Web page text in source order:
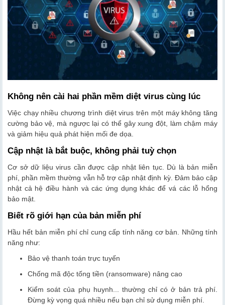
Không nên cài hai phần mềm diệt virus cùng lúc
Việc chạy nhiều chương trình diệt virus trên một máy không tăng
cường bảo vệ, mà ngược lại có thể gây xung đột, làm chậm máy
và giảm hiệu quả phát hiện mối đe dọa.
Cập nhật là bắt buộc, không phải tuỳ chọn
Cơ sở dữ liệu virus cần được cập nhật liên tục. Dù là bản miễn
phí, phần mềm thường vẫn hỗ trợ cập nhật định kỳ. Đảm bảo cập
nhật cả hệ điều hành và các ứng dụng khác để vá các lỗ hổng
bảo mật.
Biết rõ giới hạn của bản miễn phí
Hầu hết bản miễn phí chỉ cung cấp tính năng cơ bản. Những tính
năng như:
Bảo vệ thanh toán trực tuyến
Chống mã độc tống tiền (ransomware) nâng cao
Kiểm soát của phụ huynh... thường chỉ có ở bản trả phí.
Đừng kỳ vọng quá nhiều nếu bạn chỉ sử dụng miễn phí.